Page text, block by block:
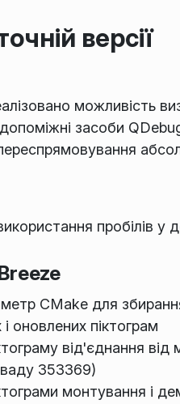
версії
можливість
засоби
пробілів
CMake для
оновлених піктограм
від'єднання
353369)
монтування і